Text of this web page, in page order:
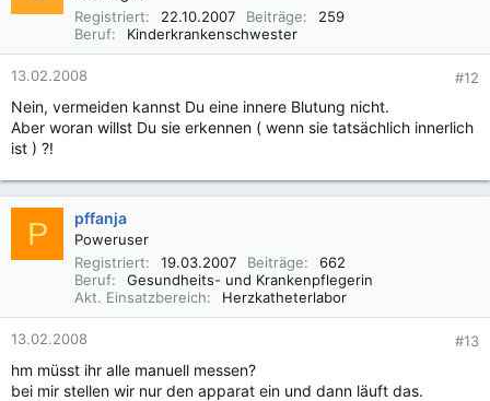
Registriert
22.10.2007 Beiträge
259
Beruf
Kinderkrankenschwester
13.02.2008 #12
Nein, vermeiden kannst Du eine innere Blutung nicht.
Aber woran willst Du sie erkennen ( wenn sie tatsächlich innerlich
ist ) ?!
P pffanja
Poweruser
Registriert
19.03.2007 Beiträge
662
Beruf
Gesundheits- und Krankenpflegerin
Akt. Einsatzbereich
Herzkatheterlabor
13.02.2008 #13
hm müsst ihr alle manuell messen?
bei mir stellen wir nur den apparat ein und dann läuft das.